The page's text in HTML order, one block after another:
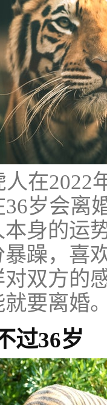
人在2022
岁会离
身的运
躁，喜
双方的
要离婚
过36岁